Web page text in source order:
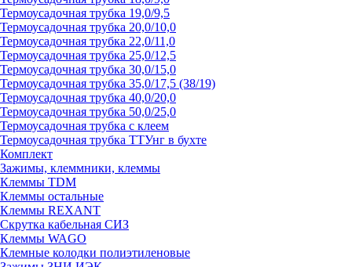
Термоусадочная трубка 19,0/9,5
Термоусадочная трубка 20,0/10,0
Термоусадочная трубка 22,0/11,0
Термоусадочная трубка 25,0/12,5
Термоусадочная трубка 30,0/15,0
Термоусадочная трубка 35,0/17,5 (38/19)
Термоусадочная трубка 40,0/20,0
Термоусадочная трубка 50,0/25,0
Термоусадочная трубка с клеем
Термоусадочная трубка ТТУнг в бухте
Комплект
Зажимы, клеммники, клеммы
Клеммы TDM
Клеммы остальные
Клеммы REXANT
Скрутка кабельная СИЗ
Клеммы WAGO
Клемные колодки полиэтиленовые